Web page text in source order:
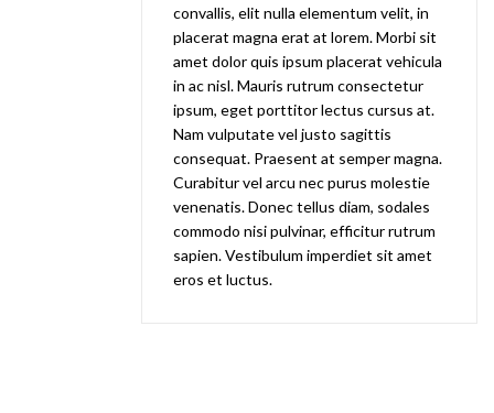
convallis, elit nulla elementum velit, in
placerat magna erat at lorem. Morbi sit
amet dolor quis ipsum placerat vehicula
in ac nisl. Mauris rutrum consectetur
ipsum, eget porttitor lectus cursus at.
Nam vulputate vel justo sagittis
consequat. Praesent at semper magna.
Curabitur vel arcu nec purus molestie
venenatis. Donec tellus diam, sodales
commodo nisi pulvinar, efficitur rutrum
sapien. Vestibulum imperdiet sit amet
eros et luctus.